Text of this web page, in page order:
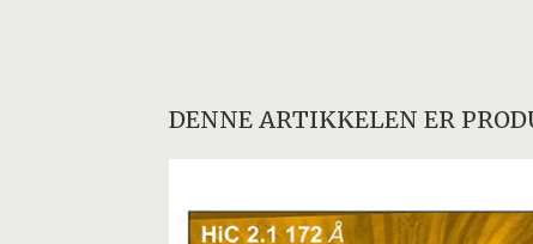
DENNE ARTIKKELEN ER